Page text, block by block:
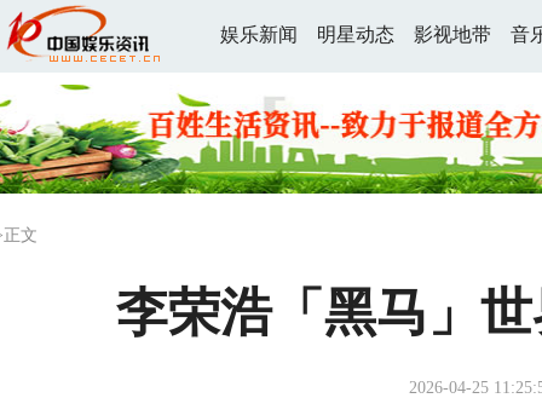
娱乐新闻 明星动态 影视地带 音
文
李荣浩「黑马」
2026-04-25